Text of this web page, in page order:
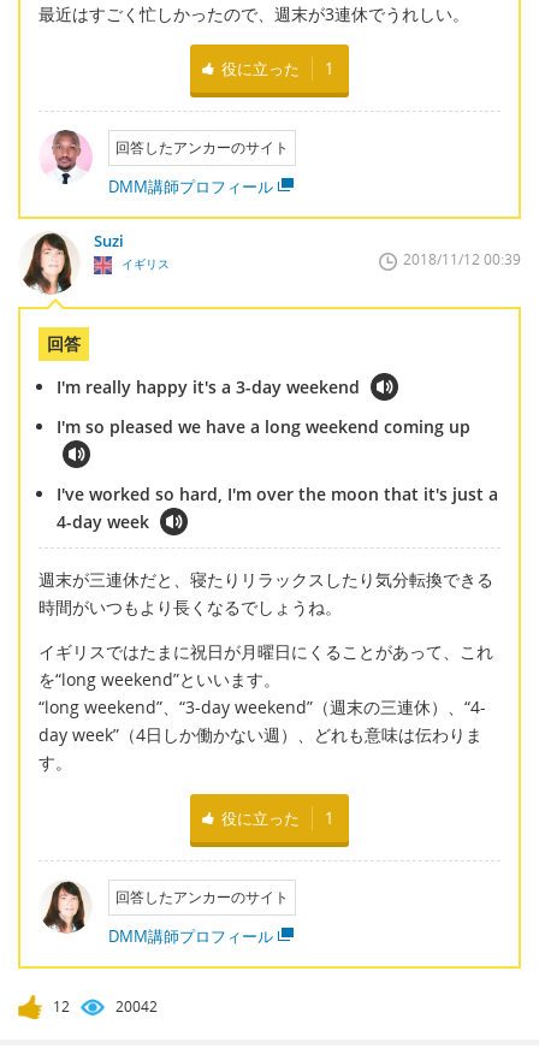
最近はすごく忙しかったので、週末が3連休でうれしい。
役に立った 1
回答したアンカーのサイト
DMM講師プロフィール
Suzi
イギリス 2018/11/12 00:39
回答
I'm really happy it's a 3-day weekend
I'm so pleased we have a long weekend coming up
I've worked so hard, I'm over the moon that it's just a
4-day week
週末が三連休だと、寝たりリラックスしたり気分転換できる
時間がいつもより長くなるでしょうね。
イギリスではたまに祝日が月曜日にくることがあって、これ
を“long weekend”といいます。
“long weekend”、“3-day weekend”（週末の三連休）、“4-
day week”（4日しか働かない週）、どれも意味は伝わりま
す。
役に立った 1
回答したアンカーのサイト
DMM講師プロフィール
12 20042